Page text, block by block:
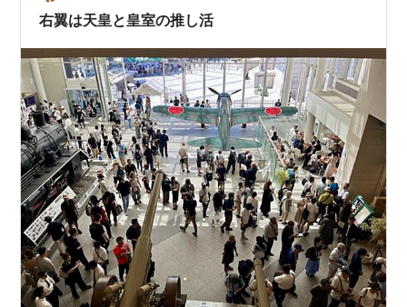
んな時、youtubeでミセスの「soran…
右翼は天皇と皇室の推し活